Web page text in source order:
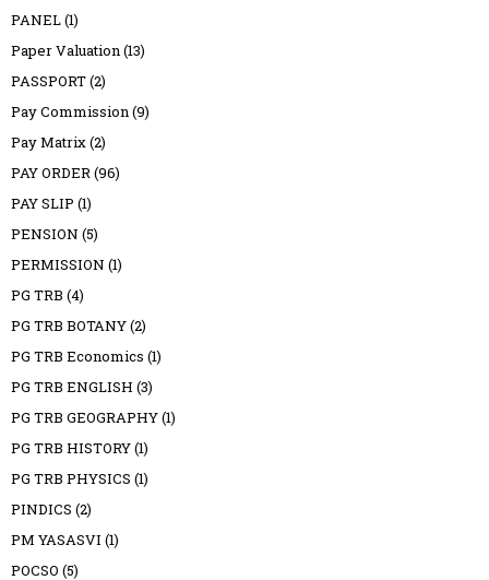
PANEL(1)
Paper Valuation(13)
PASSPORT(2)
Pay Commission(9)
Pay Matrix(2)
PAY ORDER(96)
PAY SLIP (1)
PENSION (5)
PERMISSION (1)
PG TRB (4)
PG TRB BOTANY(2)
PG TRB Economics (1)
PG TRB ENGLISH (3)
PG TRB GEOGRAPHY(1)
PG TRB HISTORY(1)
PG TRB PHYSICS (1)
PINDICS (2)
PM YASASVI (1)
POCSO (5)